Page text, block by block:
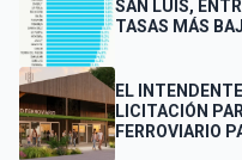
SAN LUIS,
TASAS MÁS
EL
LICITACIÓN
FERROVIARIO